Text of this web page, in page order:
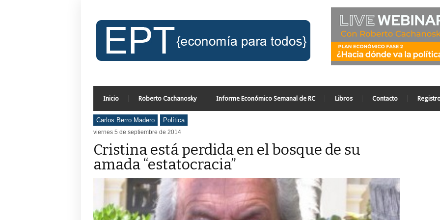
Inicio Roberto Cachanosky Informe Económico Semanal de RC Libros Contacto
Carlos Berro Madero Política
viernes 5 de septiembre de 2014
Cristina está perdida en el bosque de su
amada “estatocracia”